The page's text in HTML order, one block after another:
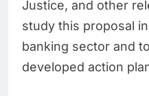
Justice, and other
study this proposal
banking sector and
developed action